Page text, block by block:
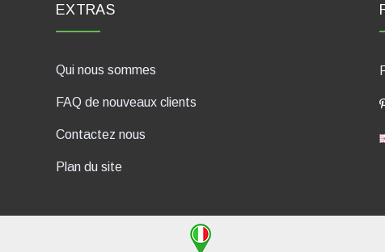
EXTRAS
Qui nous sommes
FAQ de nouveaux clients
Contactez nous
Plan du site